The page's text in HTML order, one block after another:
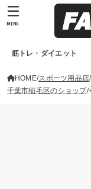
筋トレ・ダイエット
MENU
HOME スポーツ用品店
千葉市稲毛区のショップ